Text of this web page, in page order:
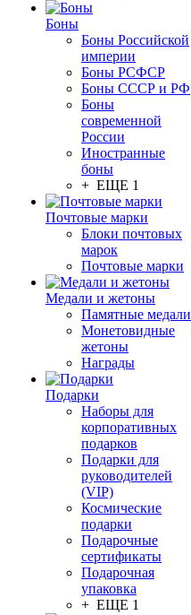
Боны
Боны Российской
империи
Боны РСФСР
Боны СССР и РФ
Боны
современной
России
Иностранные
боны
+ ЕЩЕ 1
Почтовые марки
Блоки почтовых
марок
Почтовые марки
Медали и жетоны
Памятные медали
Монетовидные
жетоны
Награды
Подарки
Наборы для
корпоративных
подарков
Подарки для
руководителей
(VIP)
Космические
подарки
Подарочные
сертификаты
Подарочная
упаковка
+ ЕЩЕ 1